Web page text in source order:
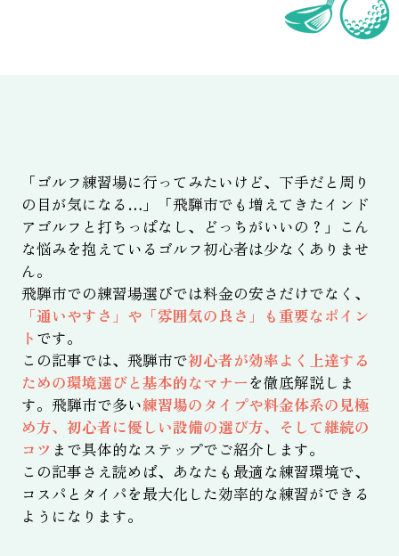
「ゴルフ練習場に行ってみたいけど、下手だと周り
の目が気になる…」「飛騨市でも増えてきたインド
アゴルフと打ちっぱなし、どっちがいいの？」こん
な悩みを抱えているゴルフ初心者は少なくありませ
ん。
飛騨市での練習場選びでは料金の安さだけでなく、
「通いやすさ」や「雰囲気の良さ」も重要なポイン
ト です。
この記事では、飛騨市で初心者が効率よく上達する
ための環境選びと基本的なマナーを徹底解説しま
す。飛騨市で多い練習場のタイプや料金体系の見極
め方、初心者に優しい設備の選び方、そして継続の
コツ まで具体的なステップでご紹介します。
この記事さえ読めば、あなたも最適な練習環境で、
コスパとタイパを最大化した効率的な練習ができる
ようになります。